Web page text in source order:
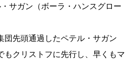
サガン（ボーラ・ハンスグロー
団先頭通過したペテル・サガン
もクリストフに先行し、早くもマ